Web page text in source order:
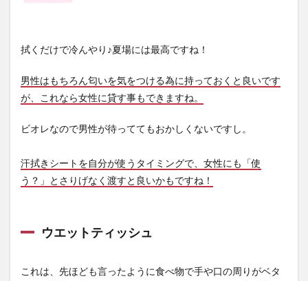
拭くだけで冷んやり♪夏場には最高ですね！
男性はもちろん匂いを気をつける為に持っておくと良いです
が、これなら女性に貸す事もできますね。
ビオレなので男性が待っててもおかしくないですし。
汗拭きシートを自分が使うタイミングで、女性にも「使
う？」とさりげなく渡すと良いかもですね！
ウエットティッシュ
これは、先ほども言ったように食べ物で手や口の周りがベタ